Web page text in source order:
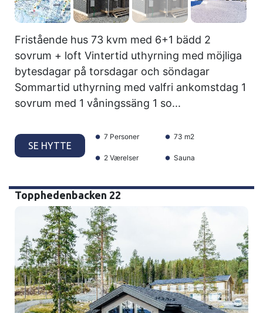
Fristående hus 73 kvm med 6+1 bädd 2
sovrum + loft Vintertid uthyrning med möjliga
bytesdagar på torsdagar och söndagar
Sommartid uthyrning med valfri ankomstdag 1
sovrum med 1 våningssäng 1 so...
SE HYTTE
7 Personer 73 m2
2 Værelser Sauna
Topphedenbacken 22